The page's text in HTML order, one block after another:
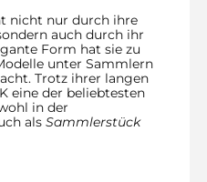
nicht nur durch ihre
auch durch ihr
Form hat sie zu
unter Sammlern
Trotz ihrer langen
eine der beliebtesten
in der
als Sammlerstück